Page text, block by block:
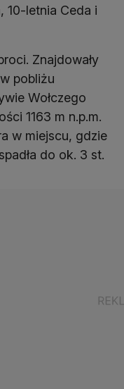
10-letnia Ceda i
Znajdowały
pobliżu
Wołczego
1163 m n.p.m.
w miejscu, gdzie
do ok. 3 st.